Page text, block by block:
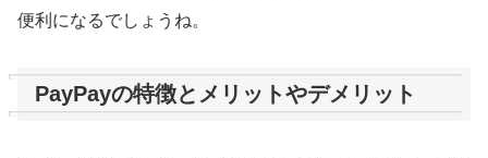
便利になるでしょうね。
PayPayの特徴とメリットやデメリット